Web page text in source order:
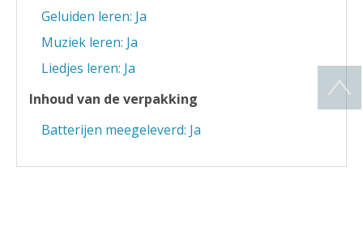
Geluiden leren: Ja
Muziek leren: Ja
Liedjes leren: Ja
Inhoud van de verpakking
Batterijen meegeleverd: Ja